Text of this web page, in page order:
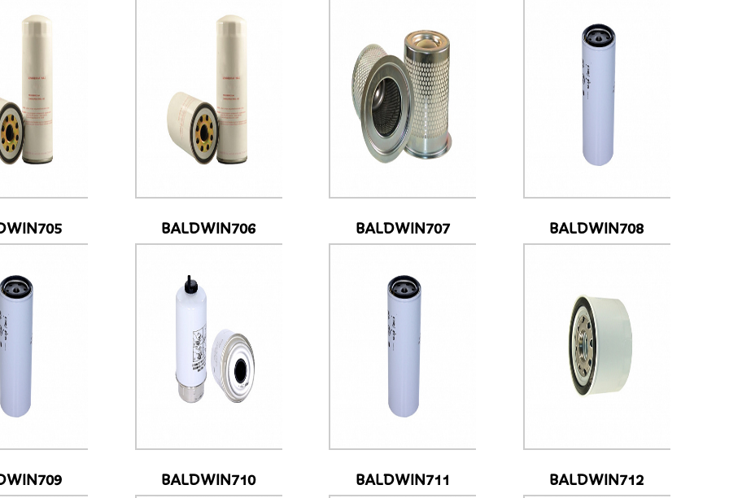
BALDWIN706 BALDWIN707 BALDWIN708
BALDWIN710 BALDWIN711 BALDWIN712